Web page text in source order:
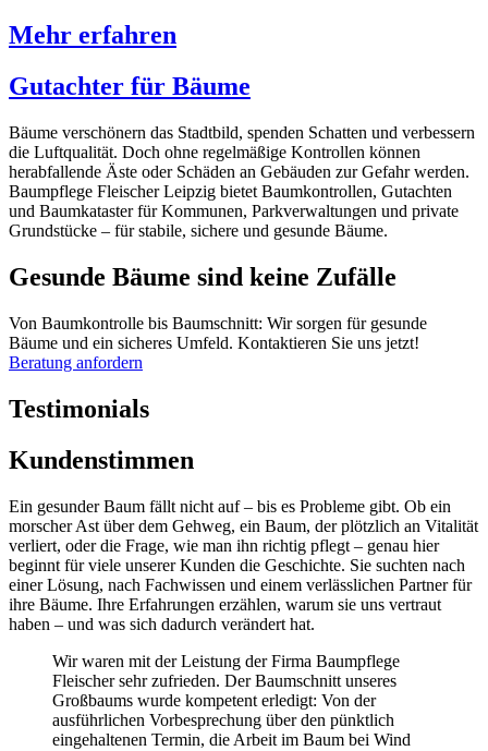
Mehr erfahren
Gutachter für Bäume
Bäume verschönern das Stadtbild, spenden Schatten und verbessern
die Luftqualität. Doch ohne regelmäßige Kontrollen können
herabfallende Äste oder Schäden an Gebäuden zur Gefahr werden.
Baumpflege Fleischer Leipzig bietet Baumkontrollen, Gutachten
und Baumkataster für Kommunen, Parkverwaltungen und private
Grundstücke – für stabile, sichere und gesunde Bäume.
Gesunde Bäume sind keine Zufälle
Von Baumkontrolle bis Baumschnitt: Wir sorgen für gesunde
Bäume und ein sicheres Umfeld. Kontaktieren Sie uns jetzt!
Beratung anfordern
Testimonials
Kundenstimmen
Ein gesunder Baum fällt nicht auf – bis es Probleme gibt. Ob ein
morscher Ast über dem Gehweg, ein Baum, der plötzlich an Vitalität
verliert, oder die Frage, wie man ihn richtig pflegt – genau hier
beginnt für viele unserer Kunden die Geschichte. Sie suchten nach
einer Lösung, nach Fachwissen und einem verlässlichen Partner für
ihre Bäume. Ihre Erfahrungen erzählen, warum sie uns vertraut
haben – und was sich dadurch verändert hat.
Wir waren mit der Leistung der Firma Baumpflege
Fleischer sehr zufrieden. Der Baumschnitt unseres
Großbaums wurde kompetent erledigt: Von der
ausführlichen Vorbesprechung über den pünktlich
eingehaltenen Termin, die Arbeit im Baum bei Wind